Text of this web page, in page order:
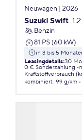
Neuwagen | 2026
Suzuki Swift
Benzin
81 PS (60 kW)
in 3 bis 5
Leasingdetails:30
0 € Sonderzahlung
Kraftstoffverbrauch
kombiniert: 99 g/km